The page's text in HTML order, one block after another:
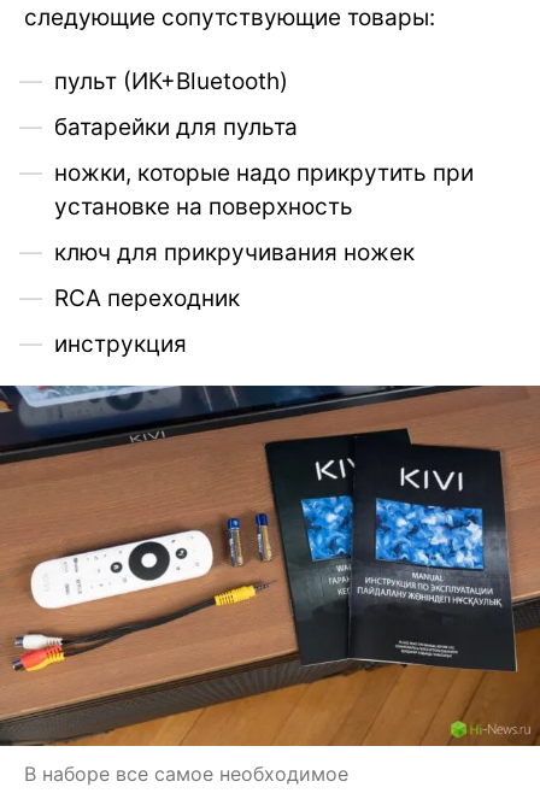
следующие сопутствующие товары:
пульт (ИК+Bluetooth)
батарейки для пульта
ножки, которые надо прикрутить при
установке на поверхность
ключ для прикручивания ножек
RCA переходник
инструкция
В наборе все самое необходимое